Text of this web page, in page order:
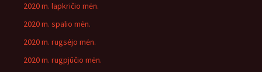
2020 m. lapkričio mėn.
2020 m. spalio mėn.
2020 m. rugsėjo mėn.
2020 m. rugpjūčio mėn.